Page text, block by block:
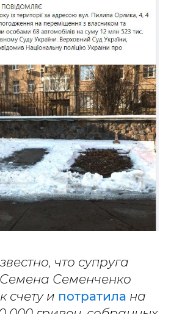
что супруга
Семенченко
счету и потратила на